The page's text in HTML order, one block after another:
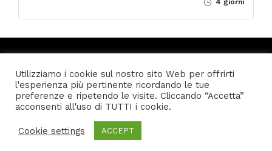
21 UsersOnline
© Genovagando Agenzia Viaggi - K4 Media S.a.s. P.I.
Utilizziamo i cookie sul nostro sito Web per offrirti
l'esperienza più pertinente ricordando le tue
preferenze e ripetendo le visite. Cliccando “Accetta”
acconsenti all'uso di TUTTI i cookie.
Cookie settings ACCEPT